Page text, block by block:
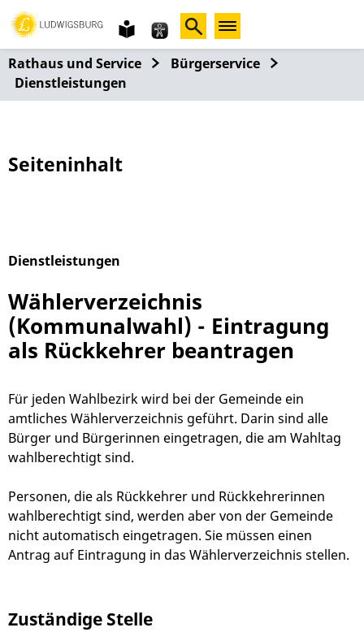
Gebärdensprache
leichte
Sprache
Rathaus und Service
Bürgerservice
Dienstleistungen
Seiteninhalt
Dienstleistungen
Wählerverzeichnis
(Kommunalwahl) - Eintragung
als Rückkehrer beantragen
Für jeden Wahlbezirk wird bei der Gemeinde ein
amtliches Wählerverzeichnis geführt. Darin sind alle
Bürger und Bürgerinnen eingetragen, die am Wahltag
wahlberechtigt sind.
Personen, die als Rückkehrer und Rückkehrerinnen
wahlberechtigt sind, werden aber von der Gemeinde
nicht automatisch eingetragen. Sie müssen einen
Antrag auf Eintragung in das Wählerverzeichnis stellen.
Zuständige Stelle